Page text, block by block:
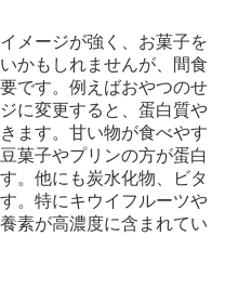
メージが強く、お菓子を
かもしれませんが、間食
です。例えばおやつのせ
に変更すると、蛋白質や
ます。甘い物が食べやす
菓子やプリンの方が蛋白
。他にも炭水化物、ビタ
。特にキウイフルーツや
素が高濃度に含まれてい